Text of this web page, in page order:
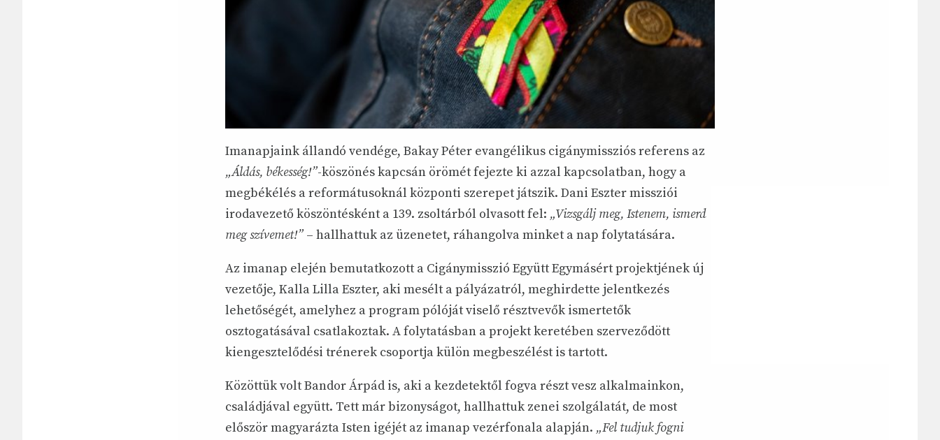
Imanapjaink állandó vendége, Bakay Péter evangélikus cigánymissziós referens az
„Áldás, békesség!”-köszönés kapcsán örömét fejezte ki azzal kapcsolatban, hogy a
megbékélés a reformátusoknál központi szerepet játszik. Dani Eszter missziói
irodavezető köszöntésként a 139. zsoltárból olvasott fel: „Vizsgálj meg, Istenem, ismerd
meg szívemet!” – hallhattuk az üzenetet, ráhangolva minket a nap folytatására.
Az imanap elején bemutatkozott a Cigánymisszió Együtt Egymásért projektjének új
vezetője, Kalla Lilla Eszter, aki mesélt a pályázatról, meghirdette jelentkezés
lehetőségét, amelyhez a program pólóját viselő résztvevők ismertetők
osztogatásával csatlakoztak. A folytatásban a projekt keretében szerveződött
kiengesztelődési trénerek csoportja külön megbeszélést is tartott.
Közöttük volt Bandor Árpád is, aki a kezdetektől fogva részt vesz alkalmainkon,
családjával együtt. Tett már bizonyságot, hallhattuk zenei szolgálatát, de most
először magyarázta Isten igéjét az imanap vezérfonala alapján. „Fel tudjuk fogni